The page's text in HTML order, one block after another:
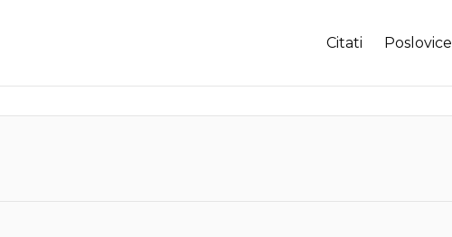
Citati Poslovice